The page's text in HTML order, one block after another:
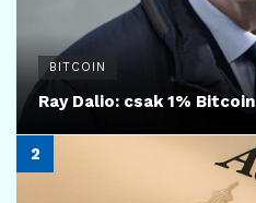
BITCOIN
Ray Dalio: csak 1% Bitcoin